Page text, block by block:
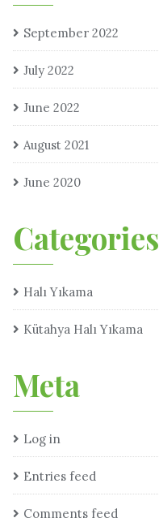
September 2022
July 2022
June 2022
August 2021
June 2020
Categories
Halı Yıkama
Kütahya Halı Yıkama
Meta
Log in
Entries feed
Comments feed